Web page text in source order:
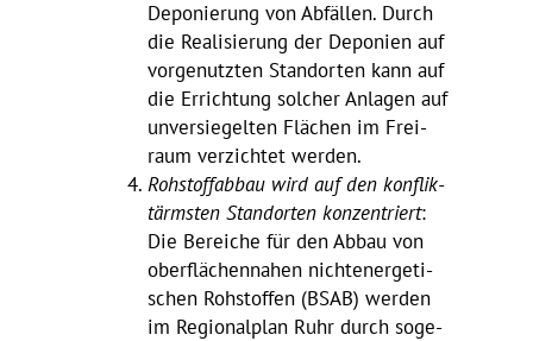
Depo­nie­rung von Abfällen. Durch
die Reali­sie­rung der Depo­nien auf
vorge­nutzten Stand­orten kann auf
die Errich­tung solcher Anlagen auf
unver­sie­gelten Flächen im Frei­
raum verzichtet werden.
Rohstoff­abbau wird auf den konflik­
tärmsten Stand­orten konzen­triert:
Die Bereiche für den Abbau von
ober­flä­chen­nahen nicht­en­er­ge­ti­
schen Rohstoffen (BSAB) werden
im Regio­nal­plan Ruhr durch soge­